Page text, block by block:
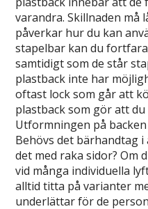
varandra. Skillnaden må
påverkar hur du kan
stapelbar kan du
samtidigt som de står
plastback inte har
oftast lock som går att
plastback som gör att
Utformningen på
Behövs det bärhandtag
det med raka sidor? Om
vid många individuella
alltid titta på varianter
underlättar för de